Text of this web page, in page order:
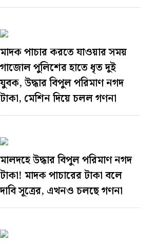
মাদক পাচার করতে যাওয়ার সময়
গাজোল পুলিশের হাতে ধৃত দুই
যুবক, উদ্ধার বিপুল পরিমাণ নগদ
টাকা, মেশিন দিয়ে চলল গণনা
মালদহে উদ্ধার বিপুল পরিমাণ নগদ
টাকা! মাদক পাচারের টাকা বলে
দাবি সূত্রের, এখনও চলছে গণনা